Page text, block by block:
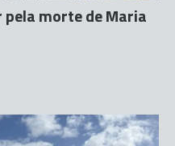
morte de Maria